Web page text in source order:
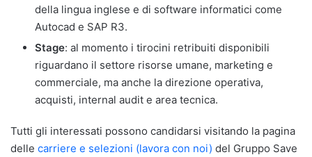
della lingua inglese e di software informatici come
Autocad e SAP R3.
Stage: al momento i tirocini retribuiti disponibili
riguardano il settore risorse umane, marketing e
commerciale, ma anche la direzione operativa,
acquisti, internal audit e area tecnica.
Tutti gli interessati possono candidarsi visitando la pagina
delle carriere e selezioni (lavora con noi) del Gruppo Save